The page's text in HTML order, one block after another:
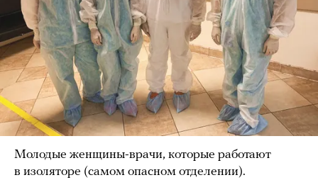
Молодые женщины-врачи, которые работают
в изоляторе (самом опасном отделении).